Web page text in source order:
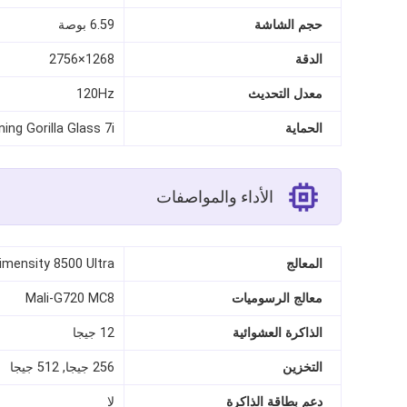
حجم الشاشة 6.59 بوصة
الدقة 1268×2756
معدل التحديث 120Hz
الحماية Gorilla Glass 7i
الأداء والمواصفات
المعالج 8500 Ultra
معالج الرسوميات Mali-G720 MC8
الذاكرة العشوائية 12 جيجا
التخزين 256 جيجا, 512 جيجا
دعم بطاقة الذاكرة لا